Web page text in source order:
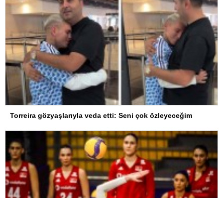
Torreira gözyaşlarıyla veda etti: Seni çok özleyeceğim